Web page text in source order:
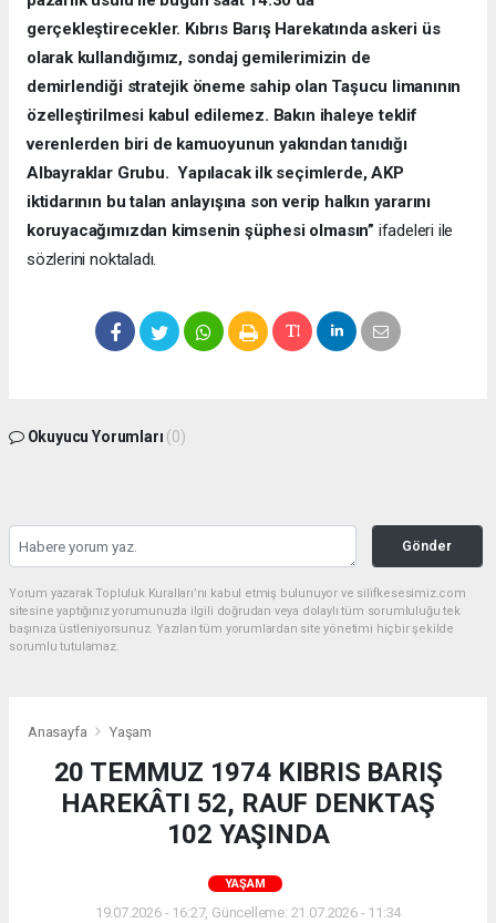
gerçekleştirecekler. Kıbrıs Barış Harekatında askeri üs
olarak kullandığımız, sondaj gemilerimizin de
demirlendiği stratejik öneme sahip olan Taşucu limanının
özelleştirilmesi kabul edilemez. Bakın ihaleye teklif
verenlerden biri de kamuoyunun yakından tanıdığı
Albayraklar Grubu. Yapılacak ilk seçimlerde, AKP
iktidarının bu talan anlayışına son verip halkın yararını
koruyacağımızdan kimsenin şüphesi olmasın” ifadeleri ile
sözlerini noktaladı.
Okuyucu Yorumları (0)
Gönder
Yorum yazarak Topluluk Kuralları’nı kabul etmiş bulunuyor ve silifkesesimiz.com
sitesine yaptığınız yorumunuzla ilgili doğrudan veya dolaylı tüm sorumluluğu tek
başınıza üstleniyorsunuz. Yazılan tüm yorumlardan site yönetimi hiçbir şekilde
sorumlu tutulamaz.
Anasayfa Yaşam
20 TEMMUZ 1974 KIBRIS BARIŞ
HAREKÂTI 52, RAUF DENKTAŞ
102 YAŞINDA
YAŞAM
19.07.2026 - 16:27, Güncelleme: 21.07.2026 - 11:34